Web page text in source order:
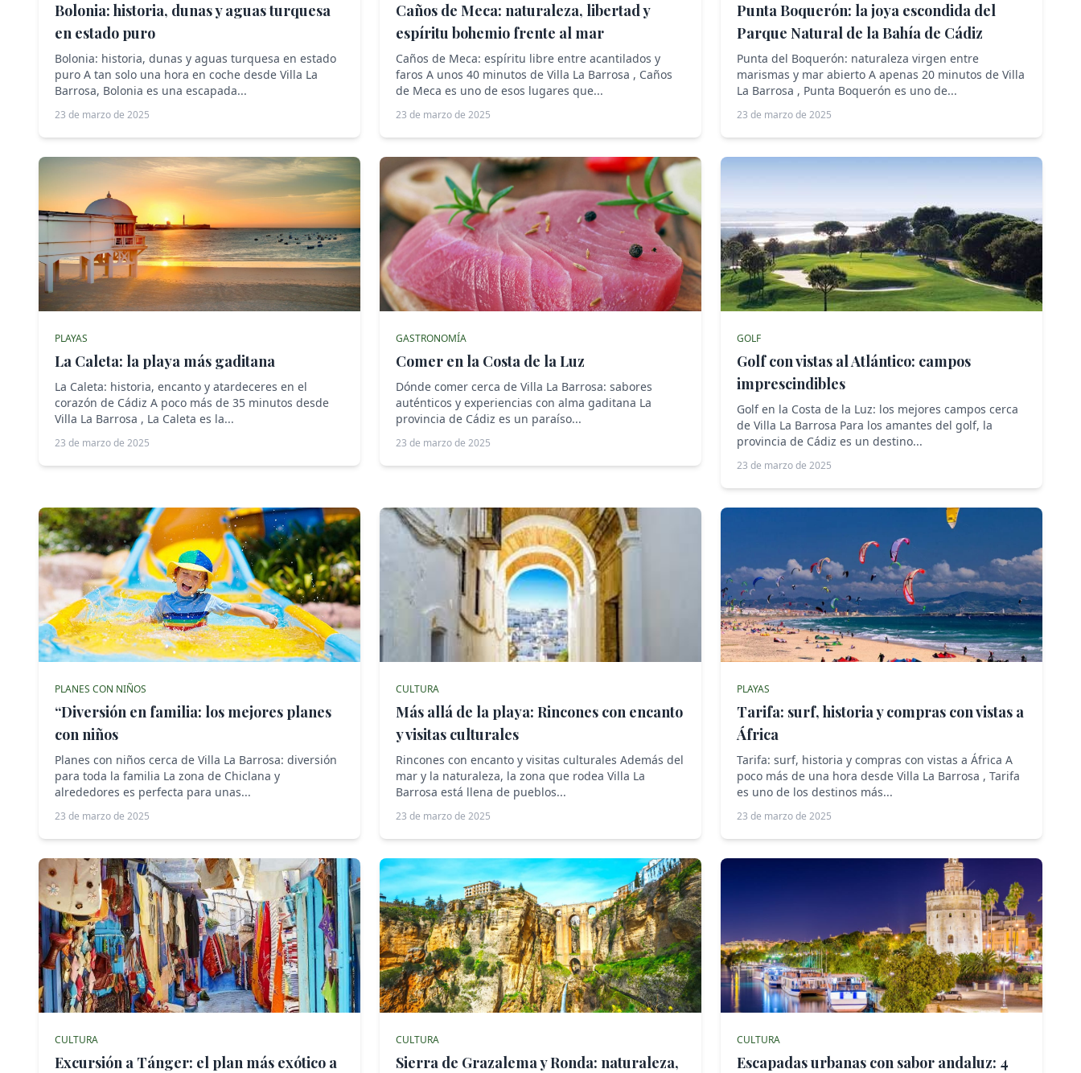
Bolonia: historia, dunas y aguas turquesa
en estado puro
Bolonia: historia, dunas y aguas turquesa en estado
puro A tan solo una hora en coche desde Villa La
Barrosa, Bolonia es una escapada...
23 de marzo de 2025
Caños de Meca: naturaleza, libertad y
espíritu bohemio frente al mar
Caños de Meca: espíritu libre entre acantilados y
faros A unos 40 minutos de Villa La Barrosa , Caños
de Meca es uno de esos lugares que...
23 de marzo de 2025
Punta Boquerón: la joya escondida del
Parque Natural de la Bahía de Cádiz
Punta del Boquerón: naturaleza virgen entre
marismas y mar abierto A apenas 20 minutos de Villa
La Barrosa , Punta Boquerón es uno de...
23 de marzo de 2025
PLAYAS
La Caleta: la playa más gaditana
La Caleta: historia, encanto y atardeceres en el
corazón de Cádiz A poco más de 35 minutos desde
Villa La Barrosa , La Caleta es la...
23 de marzo de 2025
GASTRONOMÍA
Comer en la Costa de la Luz
Dónde comer cerca de Villa La Barrosa: sabores
auténticos y experiencias con alma gaditana La
provincia de Cádiz es un paraíso...
23 de marzo de 2025
GOLF
Golf con vistas al Atlántico: campos
imprescindibles
Golf en la Costa de la Luz: los mejores campos cerca
de Villa La Barrosa Para los amantes del golf, la
provincia de Cádiz es un destino...
23 de marzo de 2025
PLANES CON NIÑOS
“Diversión en familia: los mejores planes
con niños
Planes con niños cerca de Villa La Barrosa: diversión
para toda la familia La zona de Chiclana y
alrededores es perfecta para unas...
23 de marzo de 2025
CULTURA
Más allá de la playa: Rincones con encanto
y visitas culturales
Rincones con encanto y visitas culturales Además del
mar y la naturaleza, la zona que rodea Villa La
Barrosa está llena de pueblos...
23 de marzo de 2025
PLAYAS
Tarifa: surf, historia y compras con vistas a
África
Tarifa: surf, historia y compras con vistas a África A
poco más de una hora desde Villa La Barrosa , Tarifa
es uno de los destinos más...
23 de marzo de 2025
CULTURA
Excursión a Tánger: el plan más exótico a
CULTURA
Sierra de Grazalema y Ronda: naturaleza,
CULTURA
Escapadas urbanas con sabor andaluz: 4